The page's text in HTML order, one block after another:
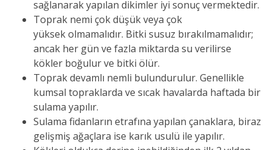
sağlanarak yapılan dikimler iyi sonuç vermektedir.
Toprak nemi çok düşük veya çok
yüksek olmamalıdır. Bitki susuz bırakılmamalıdır;
ancak her gün ve fazla miktarda su verilirse
kökler boğulur ve bitki ölür.
Toprak devamlı nemli bulundurulur. Genellikle
kumsal topraklarda ve sıcak havalarda haftada bir
sulama yapılır.
Sulama fidanların etrafına yapılan çanaklara, biraz
gelişmiş ağaçlara ise karık usulü ile yapılır.